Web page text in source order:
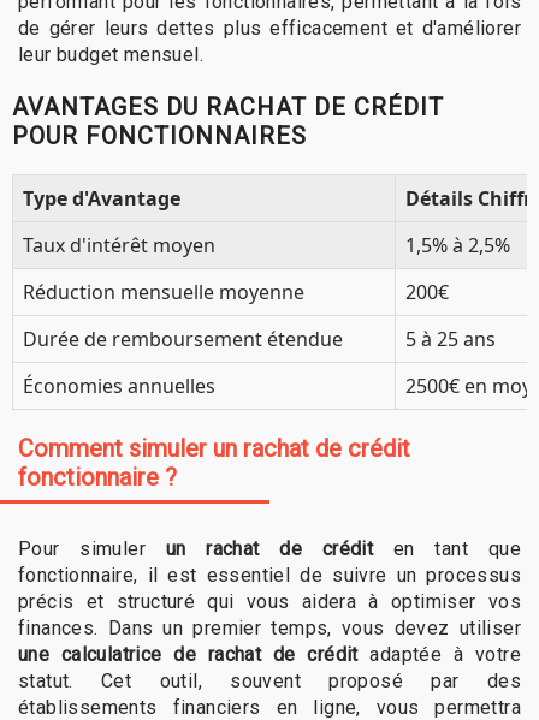
de gérer leurs dettes plus efficacement et d'améliorer
leur budget mensuel.
AVANTAGES DU RACHAT DE CRÉDIT
POUR FONCTIONNAIRES
Type d'Avantage
Détails
Taux d'intérêt moyen
1,5% à 2,5%
Réduction mensuelle moyenne
200€
Durée de remboursement étendue
5 à 25 ans
Économies annuelles
2500€ en
Comment simuler un rachat de crédit
fonctionnaire ?
Pour simuler un rachat de créditen tant que
fonctionnaire, il est essentiel de suivre un processus
précis et structuré qui vous aidera à optimiser vos
finances. Dans un premier temps, vous devez utiliser
une calculatrice de rachat de créditadaptée à votre
statut. Cet outil, souvent proposé par des
établissements financiers en ligne, vous permettra